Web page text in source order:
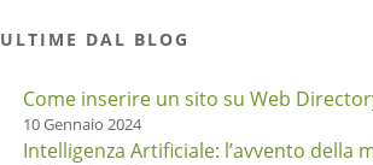
ULTIME DAL BLOG
Come inserire un sito su Web
10 Gennaio 2024
Intelligenza Artificiale: l’avvento della